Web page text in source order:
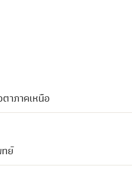
าภาคเหนือ
ย์